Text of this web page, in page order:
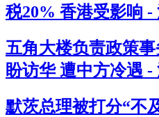
税20% 香港受影响 -
五角大楼负责政策
盼访华 遭中方冷遇
默茨总理被打分“不